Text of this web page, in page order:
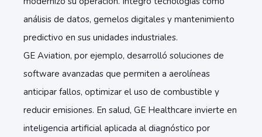
análisis de datos, gemelos digitales y mantenimiento
predictivo en sus unidades industriales.
GE Aviation, por ejemplo, desarrolló soluciones de
software avanzadas que permiten a aerolíneas
anticipar fallos, optimizar el uso de combustible y
reducir emisiones. En salud, GE Healthcare invierte en
inteligencia artificial aplicada al diagnóstico por